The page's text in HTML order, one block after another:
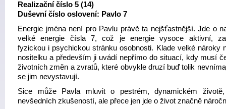
Realizační číslo 5 (14)
Duševní číslo oslovení: Pavlo 7
Energie jména není pro Pavlu právě ta nejšťastnější. Jde o
velké energie čísla 7, což je energie vysoce aktivní,
fyzickou i psychickou stránku osobnosti. Klade velké nároky
nositelku a především ji uvádí nepřímo do situací, kdy musí
životních změn a zvratů, které obvykle druzí buď tolik
se jim nevystavují.
Sice může Pavla mluvit o pestrém, dynamickém
nevšedních zkušeností, ale přece jen jde o život značně